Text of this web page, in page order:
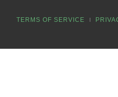
TERMS OF SERVICE